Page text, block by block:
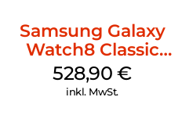
Samsung Galaxy
Watch8 Classic
Black
528,90€
inkl. MwSt.